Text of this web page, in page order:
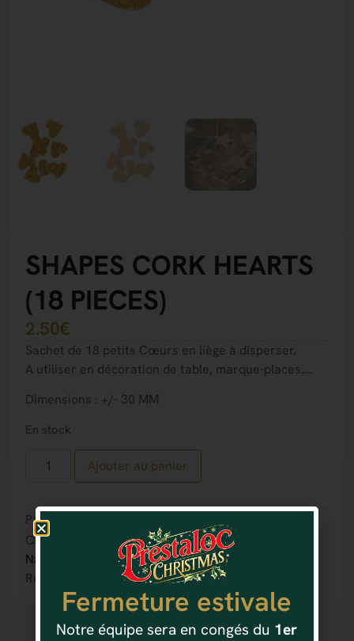
SHAPES CORK HEARTS
(18 PIECES)
2.50€
Sachet de 18 petits Cœurs en liège à disperser.
A utiliser en décoration de table, marque-places,…
Dimensions : +/- 30 MM
En stock
Ajouter au panier
Partager :
Catégorie(s) :
Nature
Référence : 4037166823781
Fermeture estivale
Notre équipe sera en congés du 1er